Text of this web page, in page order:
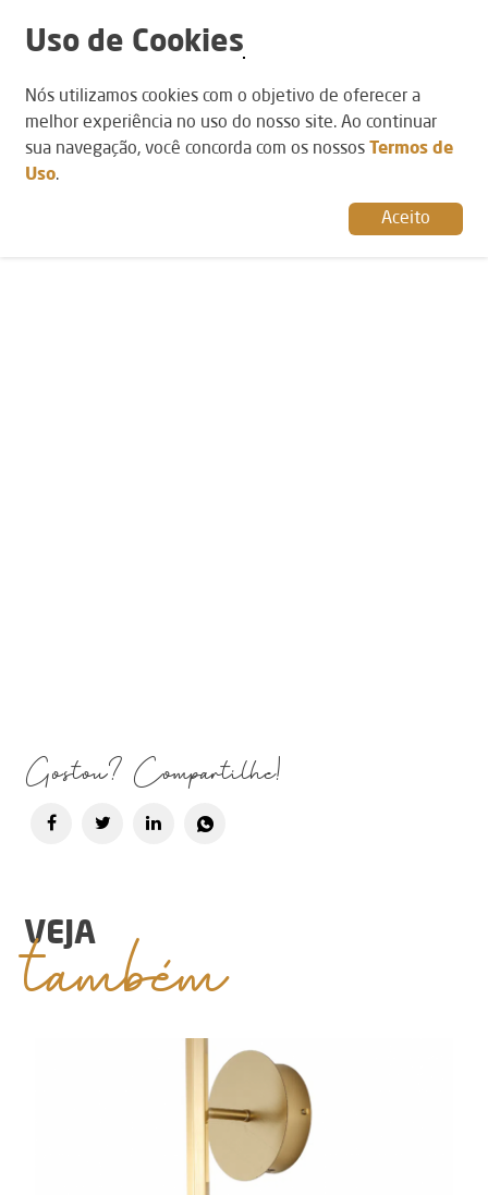
535X535X132MM PT - 701LED3PT
15647
Gostou? Compartilhe!
VEJA
também
Uso de Cookies
Nós utilizamos cookies com o objetivo de oferecer a
melhor experiência no uso do nosso site. Ao continuar
sua navegação, você concorda com os nossos
Termos de
Uso.
Aceito